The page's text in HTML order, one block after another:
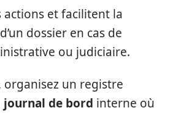
actions et facilitent la
dossier en cas de
ou judiciaire.
organisez un registre
journal de bord interne où